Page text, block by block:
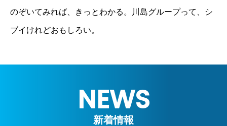
のぞいてみれば、きっとわかる。川島グループって、シ
ブイけれどおもしろい。
NEWS
新着情報